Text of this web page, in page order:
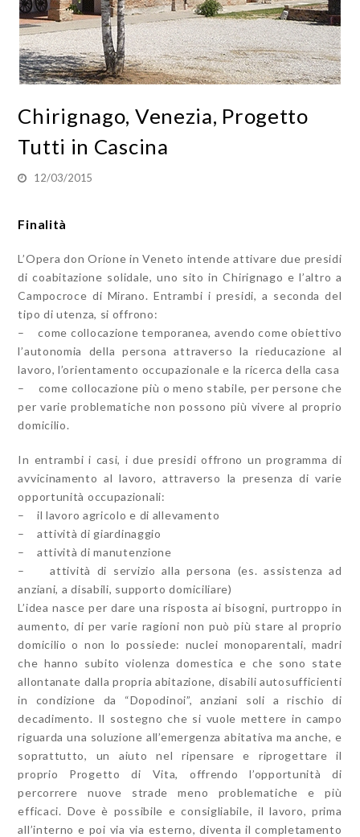
Chirignago, Venezia, Progetto
Tutti in Cascina
12/03/2015
Finalità
L’Opera don Orione in Veneto intende attivare due presidi
di coabitazione solidale, uno sito in Chirignago e l’altro a
Campocroce di Mirano. Entrambi i presidi, a seconda del
tipo di utenza, si offrono:
– come collocazione temporanea, avendo come obiettivo
l’autonomia della persona attraverso la rieducazione al
lavoro, l’orientamento occupazionale e la ricerca della casa
– come collocazione più o meno stabile, per persone che
per varie problematiche non possono più vivere al proprio
domicilio.
In entrambi i casi, i due presidi offrono un programma di
avvicinamento al lavoro, attraverso la presenza di varie
opportunità occupazionali:
– il lavoro agricolo e di allevamento
– attività di giardinaggio
– attività di manutenzione
– attività di servizio alla persona (es. assistenza ad
anziani, a disabili, supporto domiciliare)
L’idea nasce per dare una risposta ai bisogni, purtroppo in
aumento, di per varie ragioni non può più stare al proprio
domicilio o non lo possiede: nuclei monoparentali, madri
che hanno subito violenza domestica e che sono state
allontanate dalla propria abitazione, disabili autosufficienti
in condizione da “Dopodinoi”, anziani soli a rischio di
decadimento. Il sostegno che si vuole mettere in campo
riguarda una soluzione all’emergenza abitativa ma anche, e
soprattutto, un aiuto nel ripensare e riprogettare il
proprio Progetto di Vita, offrendo l’opportunità di
percorrere nuove strade meno problematiche e più
efficaci. Dove è possibile e consigliabile, il lavoro, prima
all’interno e poi via via esterno, diventa il completamento